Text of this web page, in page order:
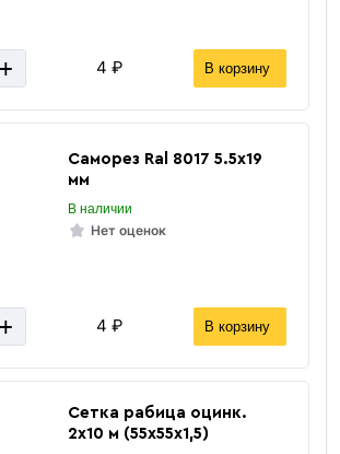
+ 4 ₽ В корзину
Саморез Ral 8017 5.5х19
мм
В наличии
Нет оценок
+ 4 ₽ В корзину
Сетка рабица оцинк.
2х10 м (55х55х1,5)